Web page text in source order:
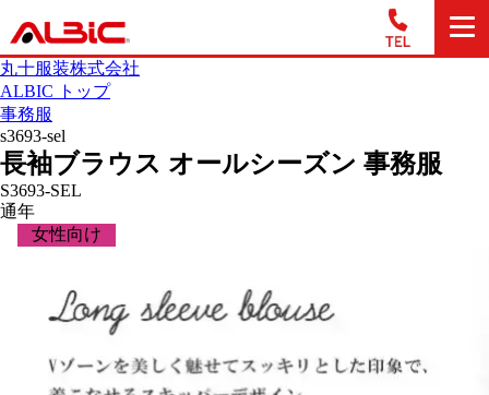
丸十服装株式会社
ALBIC トップ
事務服
s3693-sel
長袖ブラウス オールシーズン 事務服
S3693-SEL
通年
女性向け